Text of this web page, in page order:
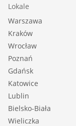
Lokale
Warszawa
Kraków
Wrocław
Poznań
Gdańsk
Katowice
Lublin
Bielsko-Biała
Wieliczka